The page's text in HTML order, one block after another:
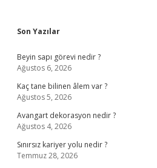
Sidebar
Son Yazılar
Beyin sapı görevi nedir ?
Ağustos 6, 2026
Kaç tane bilinen âlem var ?
Ağustos 5, 2026
Avangart dekorasyon nedir ?
Ağustos 4, 2026
Sınırsız kariyer yolu nedir ?
Temmuz 28, 2026